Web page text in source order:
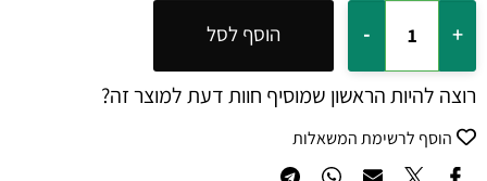
הוסף לסל
רוצה להיות הראשון שמוסיף חוות דעת למוצר זה?
הוסף לרשימת המשאלות